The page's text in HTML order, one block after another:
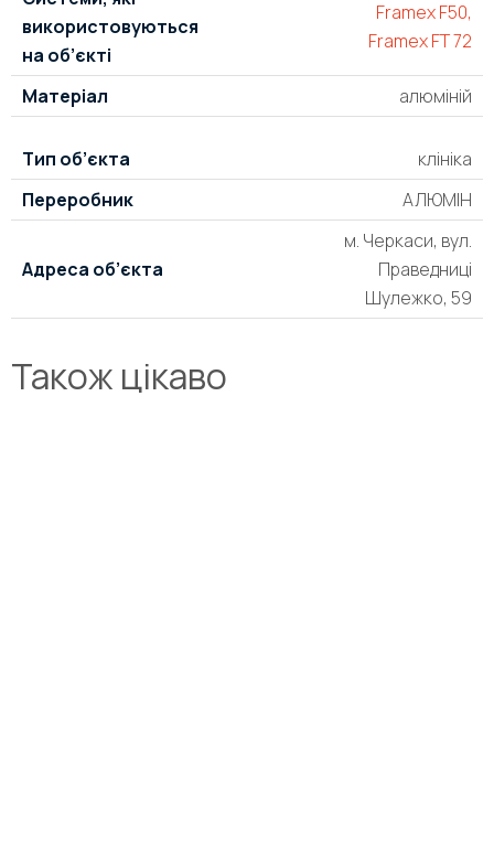
використовуються
на об’єкті
Framex F50,
Framex FT 72
Матеріал алюміній
Тип об’єкта
клініка
Переробник
АЛЮМІН
Адреса об’єкта
м. Черкаси, вул.
Праведниці
Шулежко, 59
Також цікаво